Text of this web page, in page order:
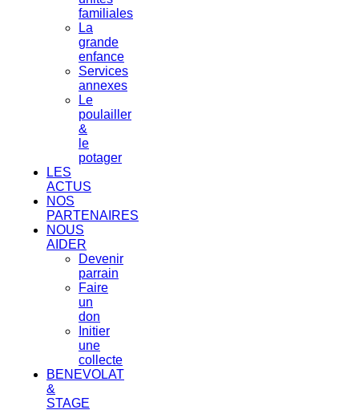
familiales
La
grande
enfance
Services
annexes
Le
poulailler
&
le
potager
LES
ACTUS
NOS
PARTENAIRES
NOUS
AIDER
Devenir
parrain
Faire
un
don
Initier
une
collecte
BENEVOLAT
&
STAGE